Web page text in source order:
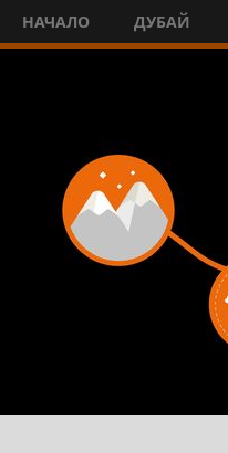
НАЧАЛО ДУБАЙ